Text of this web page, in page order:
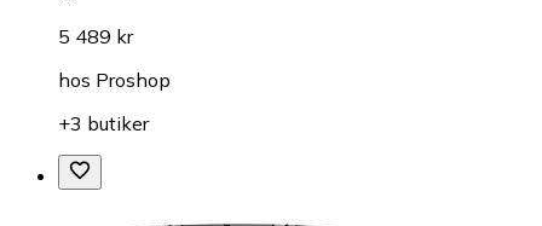
5 489 kr
hos Proshop
+3 butiker